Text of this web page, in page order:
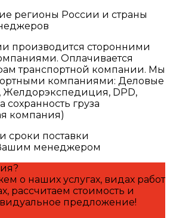
регионы России и страны
производится сторонними
Оплачивается
транспортной компании. Мы
компаниями: Деловые
DPD,
сохранность груза
компания)
сроки поставки
менеджером
о наших услугах, видах работ
рассчитаем стоимость и
предложение!